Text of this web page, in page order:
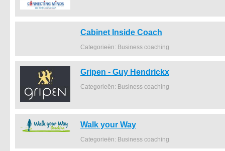
Cabinet Inside Coach
Categorieën: Business coaching
Gripen - Guy Hendrickx
Categorieën: Business coaching
Walk your Way
Categorieën: Business coaching